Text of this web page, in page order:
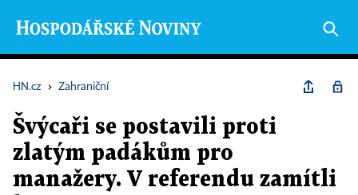
HN.cz › Zahraniční
Švýcaři se postavili proti
zlatým padákům pro
manažery. V referendu zamítli